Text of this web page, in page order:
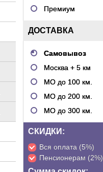
Премиум
ДОСТАВКА
Самовывоз
Москва + 5 км
МО до 100 км.
МО до 200 км.
МО до 300 км.
СКИДКИ:
Вся оплата (5%)
Пенсионерам (2%)